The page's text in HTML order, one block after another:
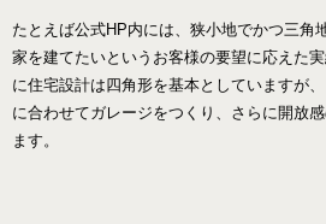
たとえば公式HP内には、狭小地でかつ三角
家を建てたいというお客様の要望に応えた
に住宅設計は四角形を基本としていますが
に合わせてガレージをつくり、さらに開放
ます。